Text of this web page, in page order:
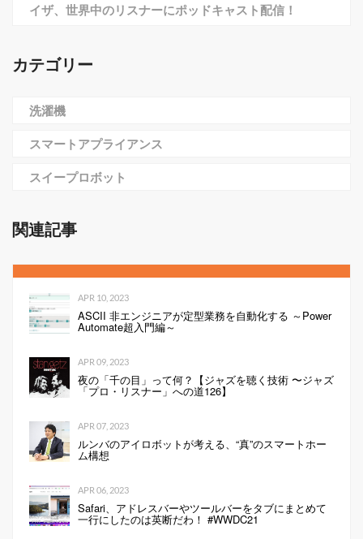
イザ、世界中のリスナーにポッドキャスト配信！
カテゴリー
洗濯機
スマートアプライアンス
スイープロボット
関連記事
APR 10, 2023
ASCII 非エンジニアが定型業務を自動化する ～Power
Automate超入門編～
APR 09, 2023
夜の「千の目」って何？【ジャズを聴く技術 〜ジャズ
「プロ・リスナー」への道126】
APR 07, 2023
ルンバのアイロボットが考える、“真”のスマートホー
ム構想
APR 06, 2023
Safari、アドレスバーやツールバーをタブにまとめて
一行にしたのは英断だわ！ #WWDC21